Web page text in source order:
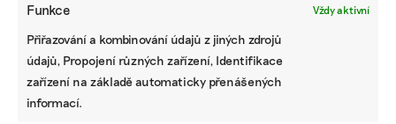
Funkce Vždy aktivní
Přiřazování a kombinování údajů z jiných zdrojů
údajů, Propojení různých zařízení, Identifikace
zařízení na základě automaticky přenášených
informací.
Festival Týká se to také tebe v Uherském
Hradišti startuje tento týden